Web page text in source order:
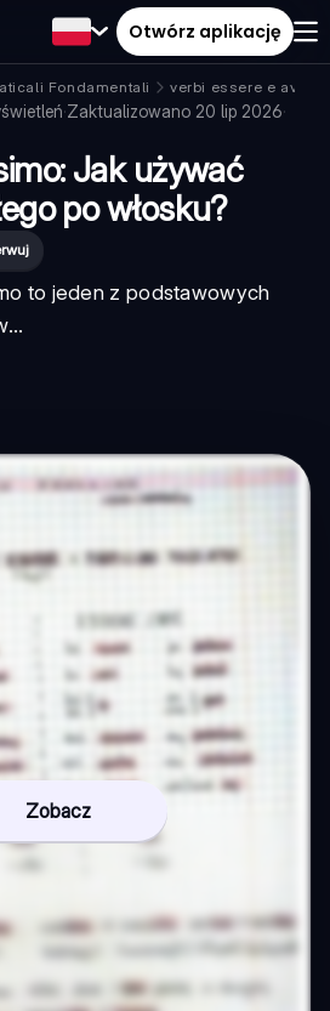
Otwórz aplikację
Fondamentali
verbi essere e avere
·Zaktualizowano 20 lip 2026·
Jak używać
po włosku?
to jeden z podstawowych
Zobacz